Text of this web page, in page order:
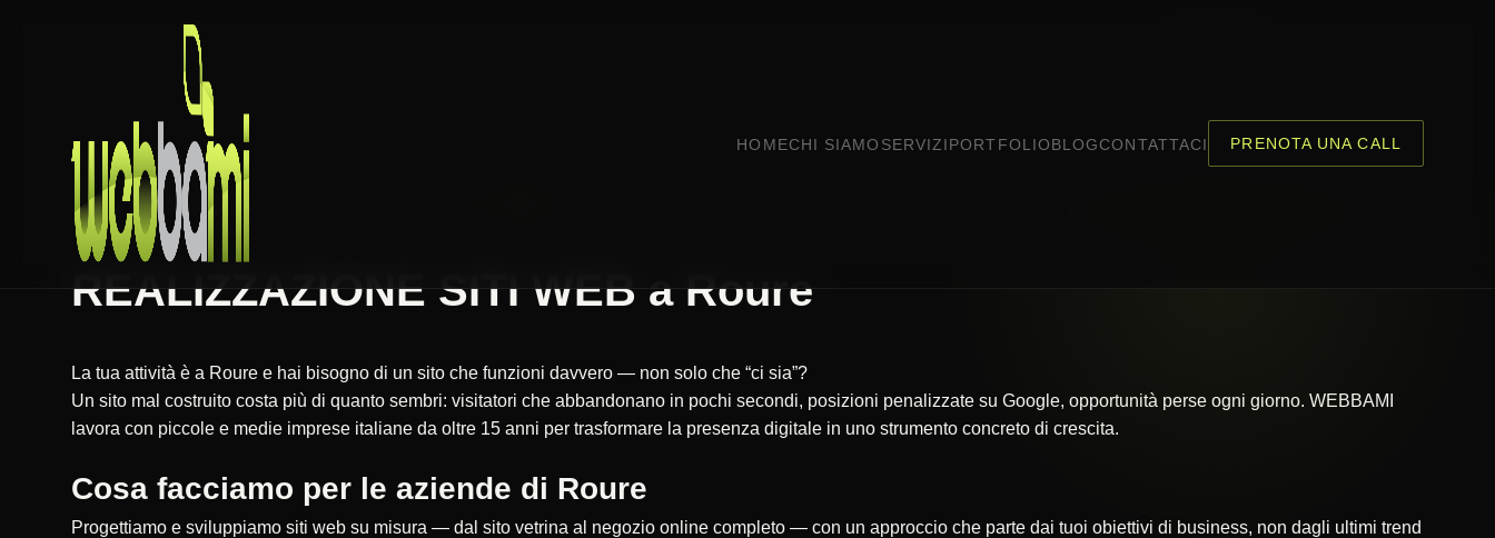
HOMECHI SIAMO SERVIZI PORTFOLIO BLOGCONTATTACI PRENOTA UNA CALL
HOME REALIZZAZIONE SITI WEB
REALIZZAZIONE SITI WEB a Roure
La tua attività è a Roure e hai bisogno di un sito che funzioni davvero — non solo che “ci sia”?
Un sito mal costruito costa più di quanto sembri: visitatori che abbandonano in pochi secondi, posizioni penalizzate su Google, opportunità perse ogni giorno. WEBBAMI
lavora con piccole e medie imprese italiane da oltre 15 anni per trasformare la presenza digitale in uno strumento concreto di crescita.
Cosa facciamo per le aziende di Roure
Progettiamo e sviluppiamo siti web su misura — dal sito vetrina al negozio online completo — con un approccio che parte dai tuoi obiettivi di business, non dagli ultimi trend